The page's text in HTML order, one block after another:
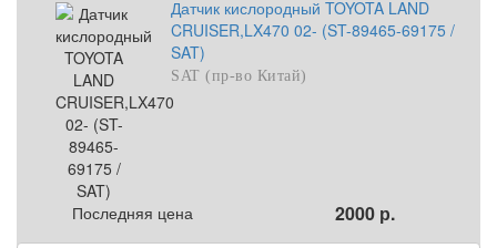
Датчик кислородный TOYOTA LAND
CRUISER,LX470 02- (ST-89465-69175 /
SAT)
SAT (пр-во Китай)
Последняя цена 2000 р.